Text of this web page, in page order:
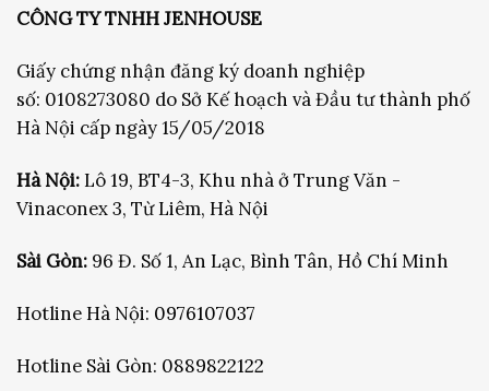
CÔNG TY TNHH JENHOUSE
Giấy chứng nhận đăng ký doanh nghiệp
số: 0108273080 do Sở Kế hoạch và Đầu tư thành phố
Hà Nội cấp ngày 15/05/2018
Hà Nội:Lô 19, BT4-3, Khu nhà ở Trung Văn -
Vinaconex 3, Từ Liêm, Hà Nội
Sài Gòn: 96 Đ. Số 1, An Lạc, Bình Tân, Hồ Chí Minh
Hotline Hà Nội: 0976107037
Hotline Sài Gòn: 0889822122